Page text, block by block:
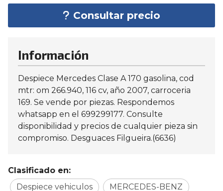
Consultar precio
Información
Despiece Mercedes Clase A 170 gasolina, cod
mtr: om 266.940, 116 cv, año 2007, carroceria
169. Se vende por piezas. Respondemos
whatsapp en el 699299177. Consulte
disponibilidad y precios de cualquier pieza sin
compromiso. Desguaces Filgueira.(6636)
Clasificado en:
Despiece vehiculos
MERCEDES-BENZ